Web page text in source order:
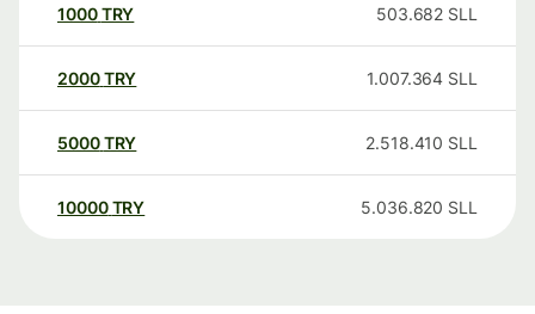
1000TRY 503.682 SLL
2000TRY 1.007.364 SLL
5000TRY 2.518.410 SLL
10000 TRY 5.036.820 SLL